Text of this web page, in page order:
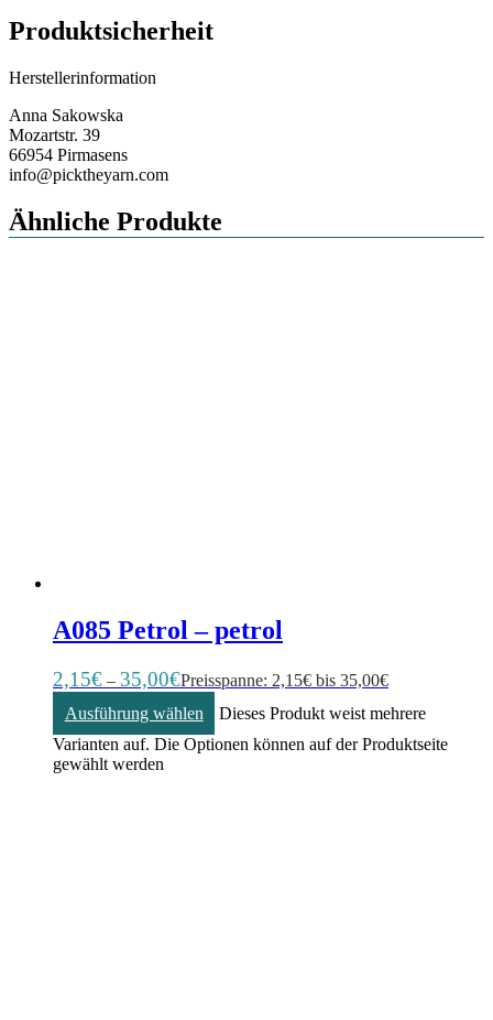
Produktsicherheit
Herstellerinformation
Anna Sakowska
Mozartstr. 39
66954 Pirmasens
info@picktheyarn.com
Ähnliche Produkte
A085 Petrol – petrol
2,15€ – 35,00€Preisspanne: 2,15€ bis 35,00€
Ausführung wählen
Dieses Produkt weist mehrere
Varianten auf. Die Optionen können auf der Produktseite
gewählt werden